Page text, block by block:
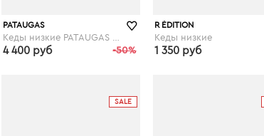
PATAUGAS
-50%
4 400 руб
R ÉDITION
Кеды низкие
1 350 руб
SALE